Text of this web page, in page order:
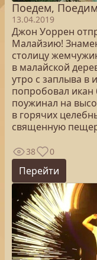
Поедем,
13.04.2019
Джон Уоррен
Малайзию!
столицу
в малайской
утро с заплыва в
попробовал икан
поужинал на
в горячих
священную
38 0
Перейти